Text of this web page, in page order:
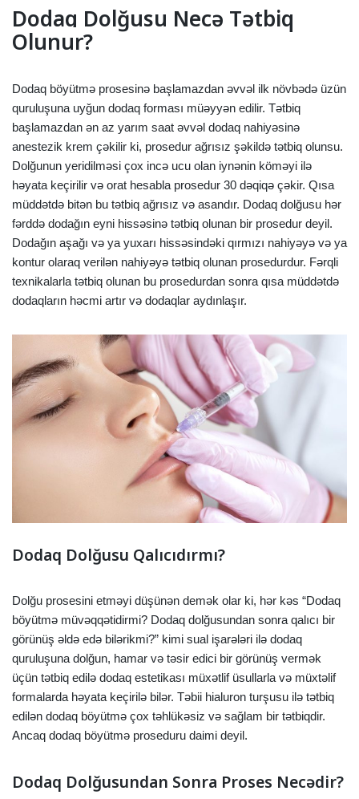
Dodaq Dolğusu Necə Tətbiq
Olunur?
Dodaq böyütmə prosesinə başlamazdan əvvəl ilk növbədə üzün
quruluşuna uyğun dodaq forması müəyyən edilir. Tətbiq
başlamazdan ən az yarım saat əvvəl dodaq nahiyəsinə
anestezik krem çəkilir ki, prosedur ağrısız şəkildə tətbiq olunsu.
Dolğunun yeridilməsi çox incə ucu olan iynənin köməyi ilə
həyata keçirilir və orat hesabla prosedur 30 dəqiqə çəkir. Qısa
müddətdə bitən bu tətbiq ağrısız və asandır. Dodaq dolğusu hər
fərddə dodağın eyni hissəsinə tətbiq olunan bir prosedur deyil.
Dodağın aşağı və ya yuxarı hissəsindəki qırmızı nahiyəyə və ya
kontur olaraq verilən nahiyəyə tətbiq olunan prosedurdur. Fərqli
texnikalarla tətbiq olunan bu prosedurdan sonra qısa müddətdə
dodaqların həcmi artır və dodaqlar aydınlaşır.
Dodaq Dolğusu Qalıcıdırmı?
Dolğu prosesini etməyi düşünən demək olar ki, hər kəs “Dodaq
böyütmə müvəqqətidirmi? Dodaq dolğusundan sonra qalıcı bir
görünüş əldə edə bilərikmi?” kimi sual işarələri ilə dodaq
quruluşuna dolğun, hamar və təsir edici bir görünüş vermək
üçün tətbiq edilə dodaq estetikası müxətlif üsullarla və müxtəlif
formalarda həyata keçirilə bilər. Təbii hialuron turşusu ilə tətbiq
edilən dodaq böyütmə çox təhlükəsiz və sağlam bir tətbiqdir.
Ancaq dodaq böyütmə proseduru daimi deyil.
Dodaq Dolğusundan Sonra Proses Necədir?